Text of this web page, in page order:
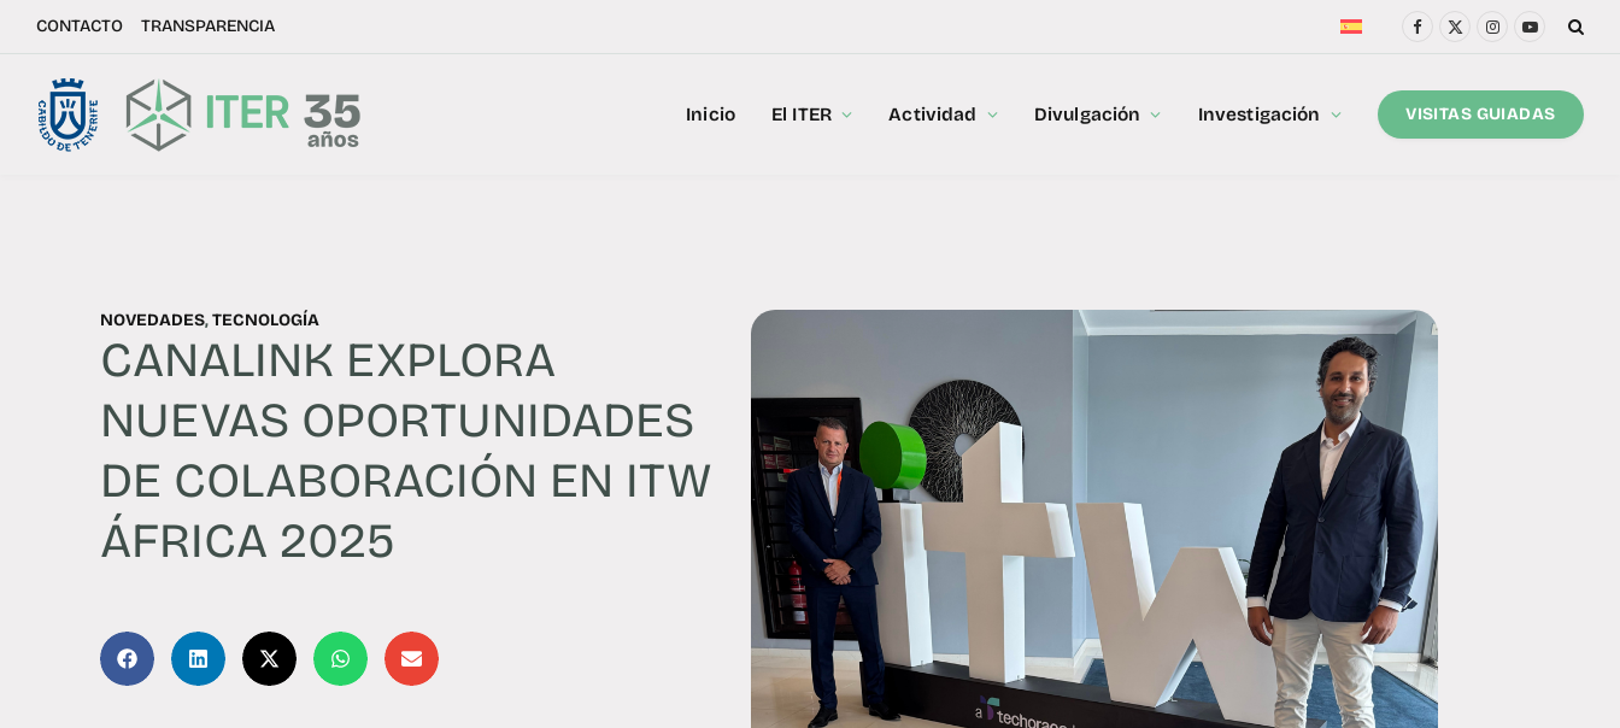
CONTACTO TRANSPARENCIA
Facebook
X
Instagram
YouTube
Inicio El ITER Actividad Divulgación Investigación VISITAS GUIADAS
NOVEDADES,TECNOLOGÍA
CANALINK EXPLORA
NUEVAS OPORTUNIDADES
DE COLABORACIÓN EN ITW
ÁFRICA 2025